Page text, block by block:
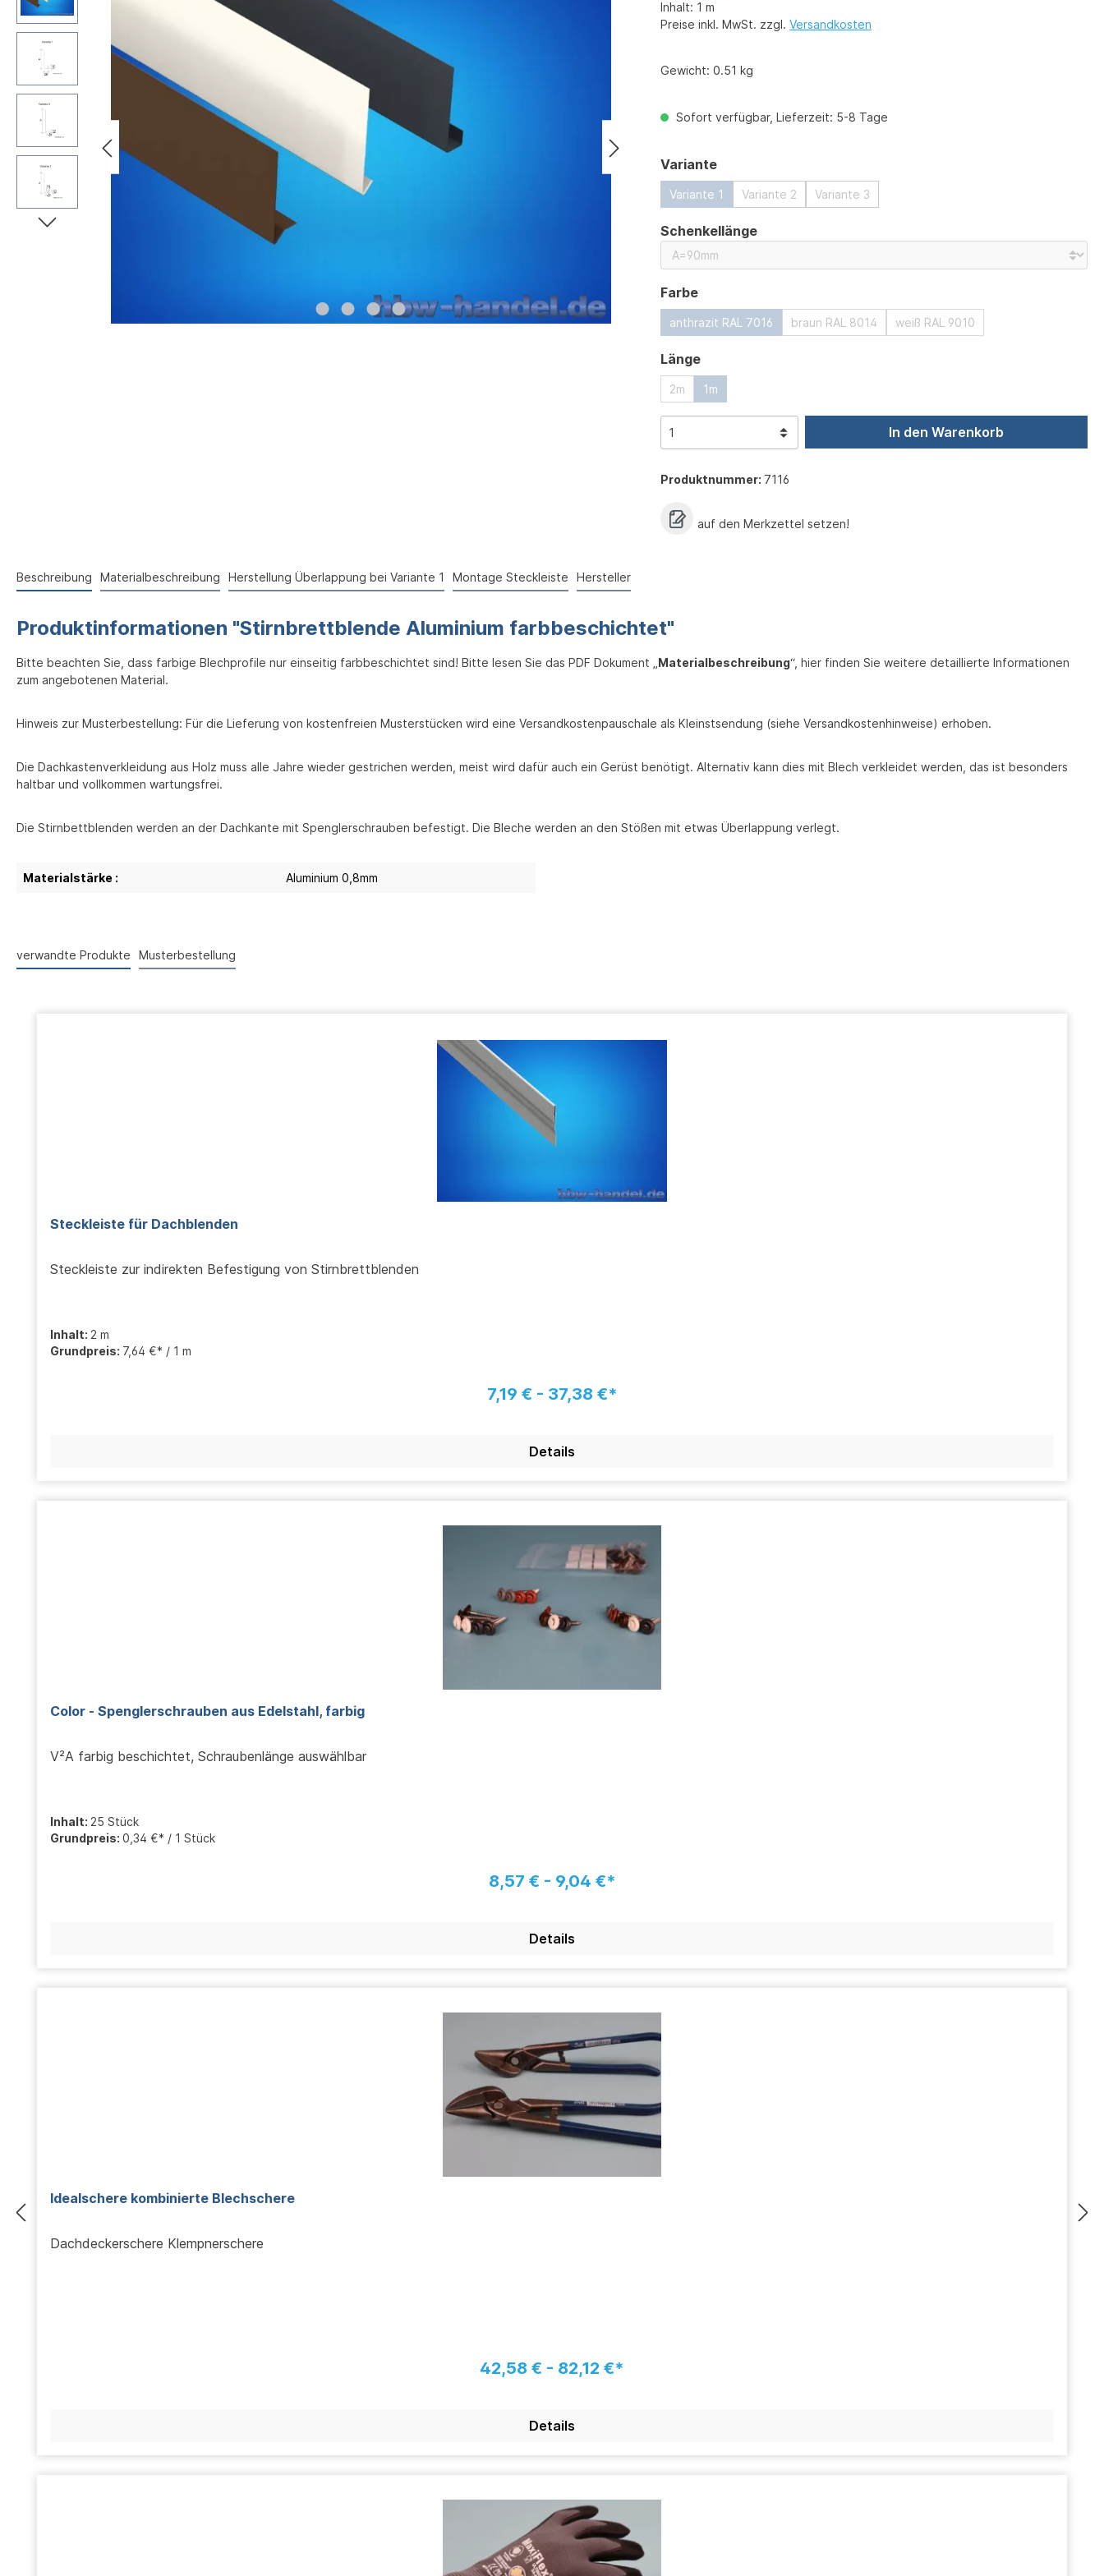
Inhalt: 1 m
Preise inkl. MwSt. zzgl. Versandkosten
Gewicht: 0.51 kg
Sofort verfügbar, Lieferzeit: 5-8 Tage
Varianteauswählen
Variante 1 Variante 2 Variante 3
Schenkellängeauswählen
Farbeauswählen
anthrazit RAL 7016 braun RAL 8014 weiß RAL 9010
Längeauswählen
2m 1m
In den Warenkorb
Produktnummer: 7116
auf den Merkzettel setzen!
Beschreibung Materialbeschreibung Herstellung Überlappung bei Variante 1 Montage Steckleiste Hersteller
Produktinformationen "Stirnbrettblende Aluminium farbbeschichtet"
Bitte beachten Sie, dass farbige Blechprofile nur einseitig farbbeschichtet sind! Bitte lesen Sie das PDF Dokument „ Materialbeschreibung“, hier finden Sie weitere detaillierte Informationen
zum angebotenen Material.
Hinweis zur Musterbestellung: Für die Lieferung von kostenfreien Musterstücken wird eine Versandkostenpauschale als Kleinstsendung (siehe Versandkostenhinweise) erhoben.
Die Dachkastenverkleidung aus Holz muss alle Jahre wieder gestrichen werden, meist wird dafür auch ein Gerüst benötigt. Alternativ kann dies mit Blech verkleidet werden, das ist besonders
haltbar und vollkommen wartungsfrei.
Die Stirnbettblenden werden an der Dachkante mit Spenglerschrauben befestigt. Die Bleche werden an den Stößen mit etwas Überlappung verlegt.
Materialstärke : Aluminium 0,8mm
verwandte Produkte Musterbestellung
Steckleiste für Dachblenden
Steckleiste zur indirekten Befestigung von Stirnbrettblenden
Inhalt: 2 m
Grundpreis: 7,64 €* / 1 m
7,19 € - 37,38 €*
Details
Color - Spenglerschrauben aus Edelstahl, farbig
V²A farbig beschichtet, Schraubenlänge auswählbar
Inhalt: 25 Stück
Grundpreis: 0,34 €* / 1 Stück
8,57 € - 9,04 €*
Details
Idealschere kombinierte Blechschere
Dachdeckerschere Klempnerschere
42,58 € - 82,12 €*
Details